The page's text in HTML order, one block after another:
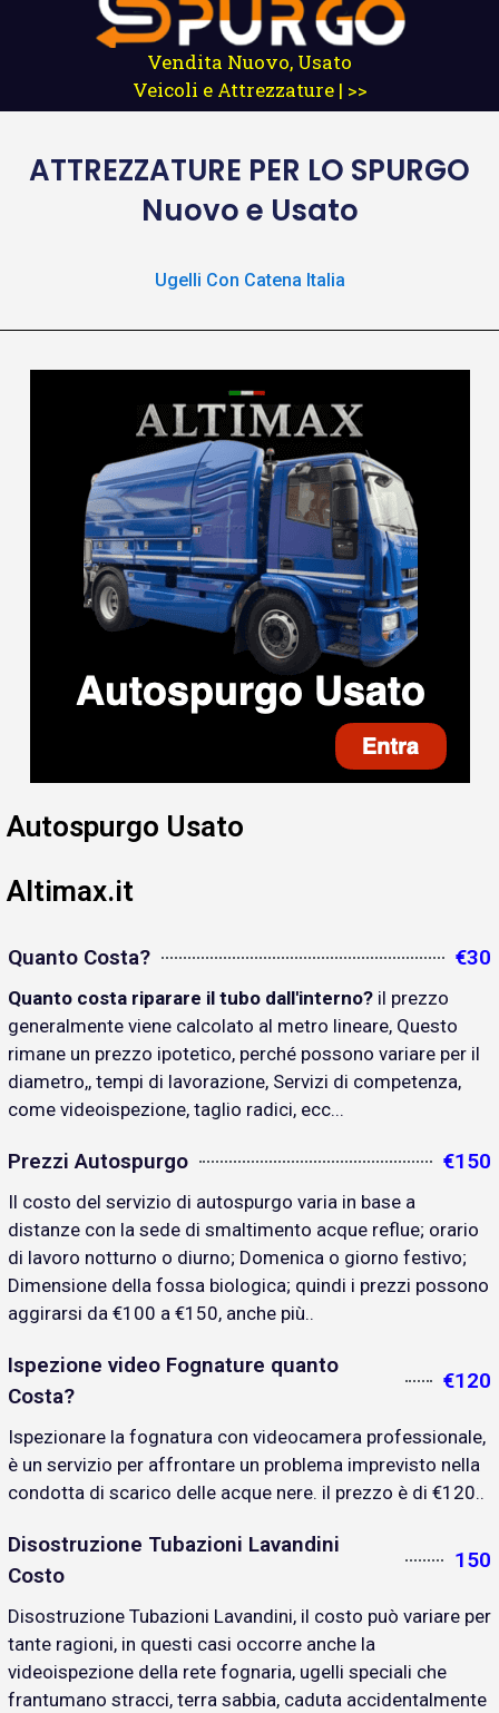
Vendita Nuovo, Usato
Veicoli e Attrezzature | >>
ATTREZZATURE PER LO SPURGO
Nuovo e Usato
Ugelli Con Catena Italia
Autospurgo Usato
Altimax.it
Quanto Costa? €30
Quanto costa riparare il tubo dall'interno? il prezzo
generalmente viene calcolato al metro lineare, Questo
rimane un prezzo ipotetico, perché possono variare per il
diametro,, tempi di lavorazione, Servizi di competenza,
come videoispezione, taglio radici, ecc...
Prezzi Autospurgo €150
Il costo del servizio di autospurgo varia in base a
distanze con la sede di smaltimento acque reflue; orario
di lavoro notturno o diurno; Domenica o giorno festivo;
Dimensione della fossa biologica; quindi i prezzi possono
aggirarsi da €100 a €150, anche più..
Ispezione video Fognature quanto
Costa?
€120
Ispezionare la fognatura con videocamera professionale,
è un servizio per affrontare un problema imprevisto nella
condotta di scarico delle acque nere. il prezzo è di €120..
Disostruzione Tubazioni Lavandini
Costo
150
Disostruzione Tubazioni Lavandini, il costo può variare per
tante ragioni, in questi casi occorre anche la
videoispezione della rete fognaria, ugelli speciali che
frantumano stracci, terra sabbia, caduta accidentalmente